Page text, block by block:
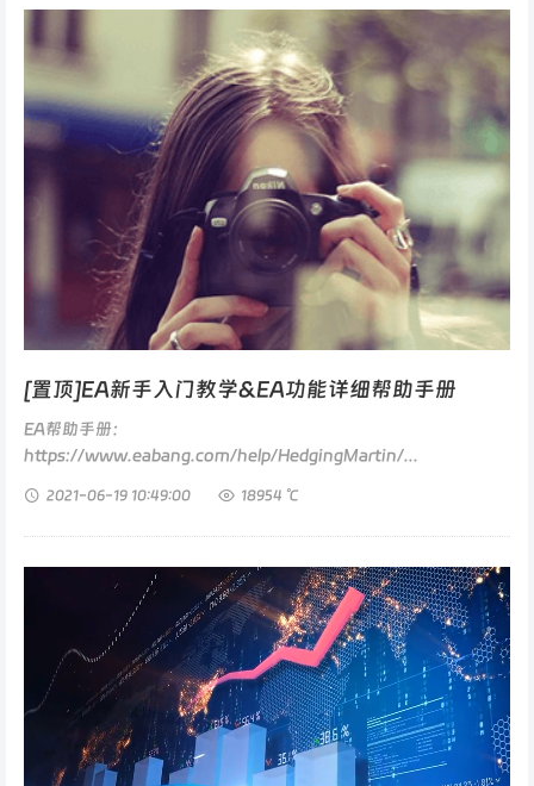
[置顶]EA新手入门教学&EA功能详细帮助手册
EA帮助手册：
https://www.eabang.com/help/HedgingMartin/...
2021-06-19 10:49:00 18954 ℃